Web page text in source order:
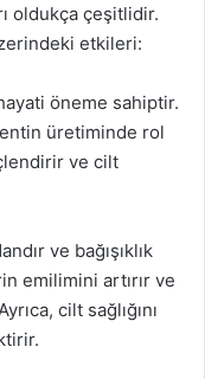
oldukça çeşitlidir.
etkileri:
öneme sahiptir.
üretiminde rol
ve cilt
ve bağışıklık
emilimini artırır ve
cilt sağlığını